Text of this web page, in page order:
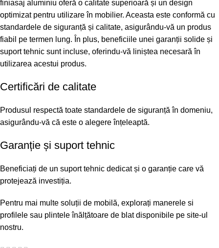
finiasaj aluminiu oferă o calitate superioară și un design
optimizat pentru utilizare în mobilier. Aceasta este conformă cu
standardele de siguranță și calitate, asigurându-vă un produs
fiabil pe termen lung. În plus, beneficiile unei garanții solide și
suport tehnic sunt incluse, oferindu-vă liniștea necesară în
utilizarea acestui produs.
Certificări de calitate
Produsul respectă toate standardele de siguranță în domeniu,
asigurându-vă că este o alegere înțeleaptă.
Garanție și suport tehnic
Beneficiați de un suport tehnic dedicat și o garanție care vă
protejează investiția.
Pentru mai multe soluții de mobilă, explorați manerele si
profilele sau plintele înălțătoare de blatdisponibile pe site-ul
nostru.